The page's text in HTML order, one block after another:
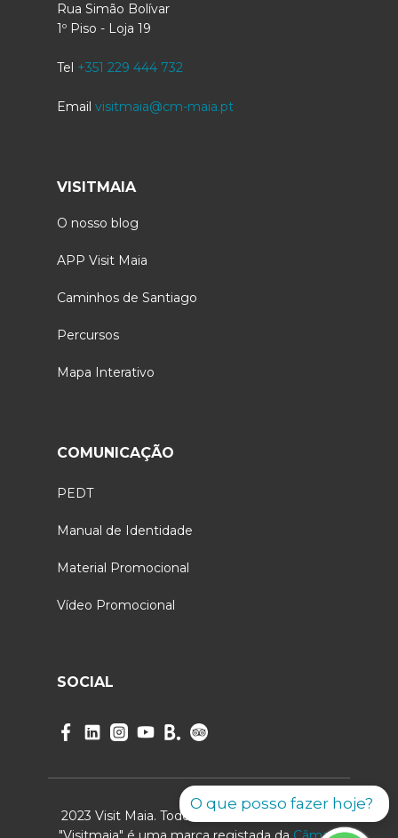
O que posso fazer hoje?
Rua Simão Bolívar
1º Piso - Loja 19
Tel +351 229 444 732
Email visitmaia@cm-maia.pt
VISITMAIA
O nosso blog
APP Visit Maia
Caminhos de Santiago
Percursos
Mapa Interativo
COMUNICAÇÃO
PEDT
Manual de Identidade
Material Promocional
Vídeo Promocional
SOCIAL
2023 Visit Maia. Todos os direitos reservados.